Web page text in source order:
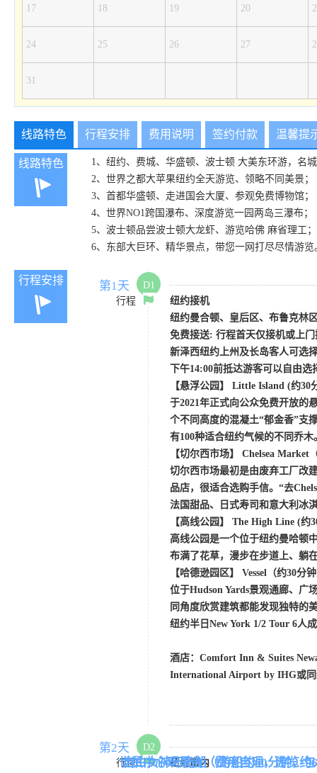
17 18 19 20
24 25 26 27
31
线路特色 行程安排 费用说明 签约付款 温馨提
线路特色 1、纽约、费城、华盛顿、波士顿 大美东环游，名
2、世界之都大苹果纽约全天游览、领略不同美景；
3、首都华盛顿、走进国会大厦、参观免费博物馆；
4、世界NO1跨国瀑布、深度游览一园两岛三瀑布；
5、波士顿品尝波士顿大龙虾、游览哈佛 麻省理工；
6、东部大巨环、精华景点，带您一网打尽尽情游览
行程安排 第1天
D1
行程
纽约接机
纽约曼合顿、皇后区、布鲁克林
免费接送: 行程首天仅接机或上
新泽西纽约上州及长岛客人可选
下午14:00前抵达游客可以自由
【悬浮公园 】 Little Island (约30
于2021年正式向公众免费开放的
个不同高度的混凝土“郁金香”支
有100种适合纽约气候的不同乔
【切尔西市场】 Chelsea Market
切尔西市场最初是由废弃工厂改
品店，很适合选购手信。 “去
法国甜品、日式寿司和意大利冰
【高线公园 】 The High Line (约
高线公园是一个位于纽约曼哈顿
布满了花草，漫步在步道上、躺
【哈德逊园区】 Vessel （约30分
位于Hudson Yards景观通廊、广
同角度欣赏建筑都能发现独特的
纽约半日 New York 1/2 Tour 6人
酒店： Comfort Inn & Suites
International Airport by IHG或
第2天
D2
行程
纽约市内
自由女神环岛船（游船约60分钟，
世贸中心观景台（费用自理，游览约